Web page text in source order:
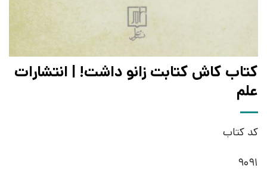
کتاب کاش کتابت زانو داشت! | انتشارات
علم
کد کتاب
9091